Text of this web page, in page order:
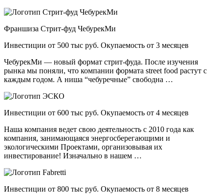
Франшиза Стрит-фуд ЧебурекМи
Инвестиции от 500 тыс руб. Окупаемость от 3 месяцев
ЧебурекМи — новый формат стрит-фуда. После изучения
рынка мы поняли, что компании формата street food растут с
каждым годом. А ниша “чебуречные” свободна …
Инвестиции от 600 тыс руб. Окупаемость от 4 месяцев
Наша компания ведет свою деятельность с 2010 года как
компания, занимающаяся энергосберегающими и
экологическими Проектами, организовывая их
инвестирование! Изначально в нашем …
Инвестиции от 800 тыс руб. Окупаемость от 8 месяцев